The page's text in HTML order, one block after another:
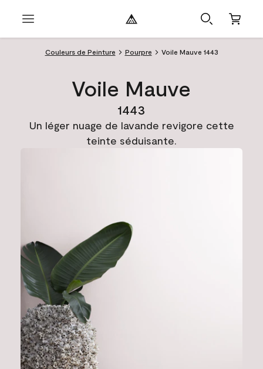
Couleurs de Peinture Pourpre Voile Mauve 1443
Voile Mauve
1443
Un léger nuage de lavande revigore cette
teinte séduisante.